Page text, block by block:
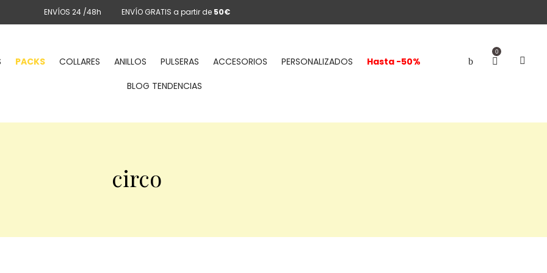
ENVÍOS 24 /48h ENVÍO GRATIS a partir de 50€
0
PACKS COLLARES ANILLOS PULSERAS ACCESORIOS PERSONALIZADOS
Hasta -50%
BLOG TENDENCIAS
circo